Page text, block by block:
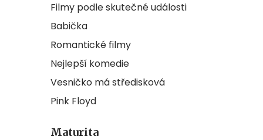
Filmy podle skutečné události
Babička
Romantické filmy
Nejlepší komedie
Vesničko má středisková
Pink Floyd
Maturita